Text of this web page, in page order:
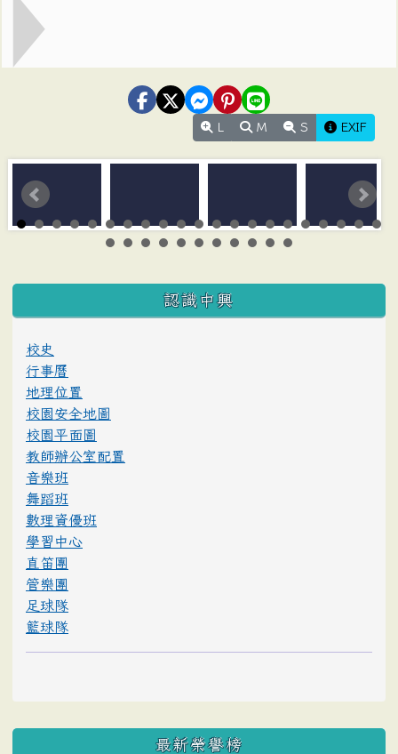
M S EXIF
:::
認識中興
校史
行事曆
地理位置
校園安全地圖
校園平面圖
教師辦公室配置
音樂班
舞蹈班
數理資優班
學習中心
直笛團
管樂團
足球隊
籃球隊
最新榮譽榜